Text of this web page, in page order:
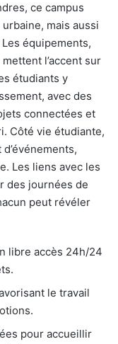
ce campus
mais aussi
équipements,
l’accent sur
étudiants y
avec des
connectées et
Côté vie étudiante,
Les liens avec les
des journées de
peut révéler
libre accès 24h/24
le travail
pour accueillir